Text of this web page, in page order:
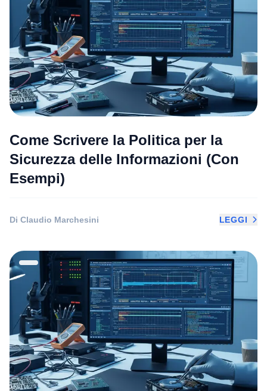
Come Scrivere la Politica per la
Sicurezza delle Informazioni (Con
Esempi)
Di Claudio Marchesini LEGGI